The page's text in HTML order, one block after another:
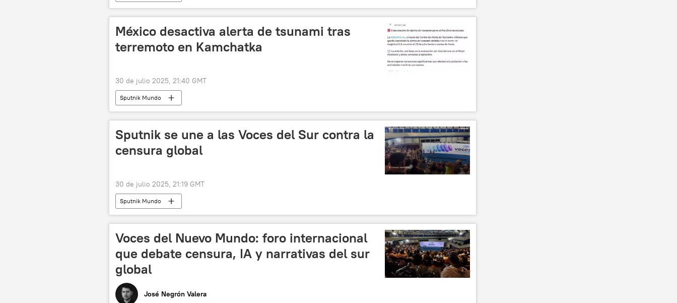
México desactiva alerta de tsunami tras
terremoto en Kamchatka
30 de julio 2025, 21:40 GMT
Sputnik Mundo
Sputnik se une a las Voces del Sur contra la
censura global
30 de julio 2025, 21:19 GMT
Sputnik Mundo
Voces del Nuevo Mundo: foro internacional
que debate censura, IA y narrativas del sur
global
José Negrón Valera